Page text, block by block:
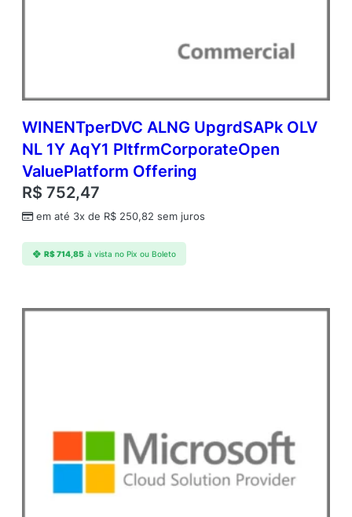
WINENTperDVC ALNG UpgrdSAPk OLV
NL 1Y AqY1 PltfrmCorporateOpen
ValuePlatform Offering
R$ 752,47
em até 3x de R$ 250,82 sem juros
R$714,85 à vista no Pix ou Boleto